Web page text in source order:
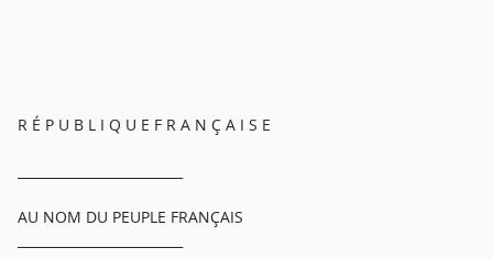
R É P U B L I Q U E F R A N Ç A I S E
AU NOM DU PEUPLE FRANÇAIS